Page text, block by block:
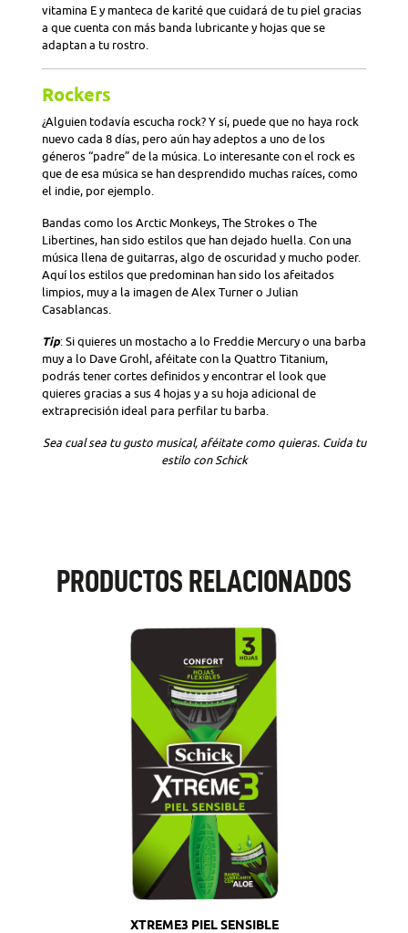
vitamina E y manteca de karité que cuidará de tu piel gracias
a que cuenta con más banda lubricante y hojas que se
adaptan a tu rostro.
Rockers
¿Alguien todavía escucha rock? Y sí, puede que no haya rock
nuevo cada 8 días, pero aún hay adeptos a uno de los
géneros “padre” de la música. Lo interesante con el rock es
que de esa música se han desprendido muchas raíces, como
el indie, por ejemplo.
Bandas como los Arctic Monkeys, The Strokes o The
Libertines, han sido estilos que han dejado huella. Con una
música llena de guitarras, algo de oscuridad y mucho poder.
Aquí los estilos que predominan han sido los afeitados
limpios, muy a la imagen de Alex Turner o Julian
Casablancas.
Tip: Si quieres un mostacho a lo Freddie Mercury o una barba
muy a lo Dave Grohl, aféitate con la Quattro Titanium,
podrás tener cortes definidos y encontrar el look que
quieres gracias a sus 4 hojas y a su hoja adicional de
extraprecisión ideal para perfilar tu barba.
Sea cual sea tu gusto musical, aféitate como quieras. Cuida tu
estilo con Schick
PRODUCTOS RELACIONADOS
XTREME3 PIEL SENSIBLE